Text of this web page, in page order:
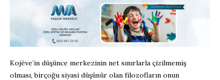
Kojève’in düşünce merkezinin net sınırlarla çizilmemiş
olması, birçoğu siyasi düşünür olan filozofların onun